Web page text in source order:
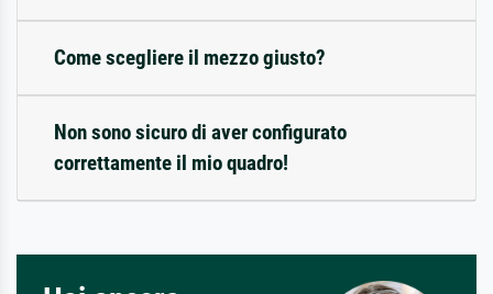
Come scegliere il mezzo giusto?
Non sono sicuro di aver configurato
correttamente il mio quadro!